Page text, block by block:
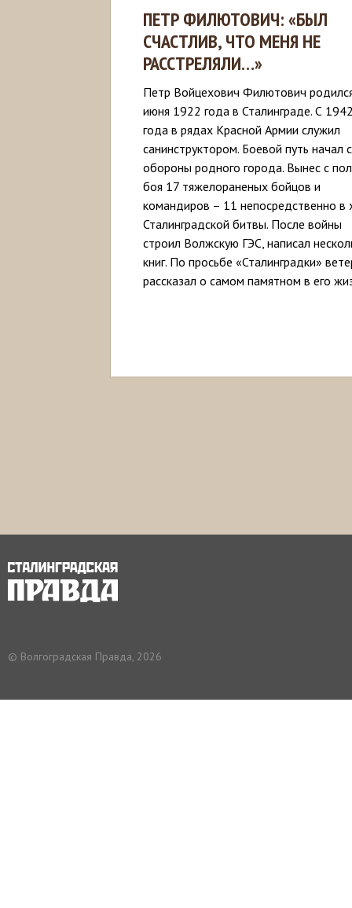
ПЕТР ФИЛЮТОВИЧ: «БЫЛ
СЧАСТЛИВ, ЧТО МЕНЯ НЕ
РАССТРЕЛЯЛИ…»
Петр Войцехович Филютович
июня 1922 года в Сталинграде. С
года в рядах Красной Армии служил
санинструктором. Боевой путь начал с
обороны родного города. Вынес с
боя 17 тяжелораненых бойцов и
командиров – 11 непосредственно в
Сталинградской битвы. После войны
строил Волжскую ГЭС, написал
книг. По просьбе «Сталинградки»
рассказал о самом памятном в его
© Волгоградская Правда, 2026